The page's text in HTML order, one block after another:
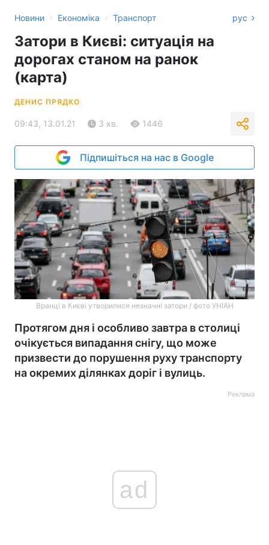
Новини › Економіка › Транспорт рус
Затори в Києві: ситуація на
дорогах станом на ранок
(карта)
ДЕНИС ПРЯДКО
09:43, 13.01.21 3 хв. 1446
Підпишіться на нас в Google
Вранці в Києві утворилися незначні затори / фото УНІАН
Протягом дня і особливо завтра в столиці
очікується випадання снігу, що може
призвести до порушення руху транспорту
на окремих ділянках доріг і вулиць.
Реклама
ad